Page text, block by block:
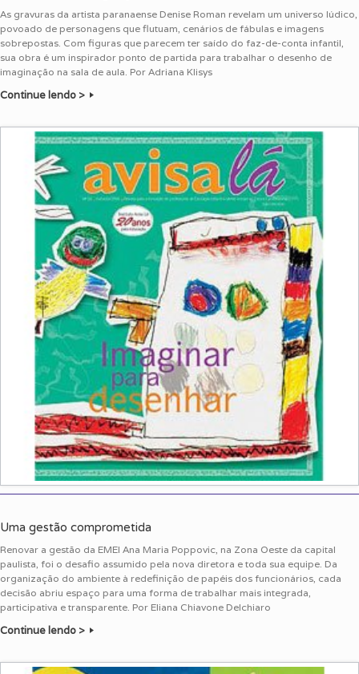
As gravuras da artista paranaense Denise Roman revelam um universo lúdico,
povoado de personagens que flutuam, cenários de fábulas e imagens
sobrepostas. Com figuras que parecem ter saído do faz-de-conta infantil,
sua obra é um inspirador ponto de partida para trabalhar o desenho de
imaginação na sala de aula. Por Adriana Klisys
Continue lendo >
Uma gestão comprometida
Renovar a gestão da EMEI Ana Maria Poppovic, na Zona Oeste da capital
paulista, foi o desafio assumido pela nova diretora e toda sua equipe. Da
organização do ambiente à redefinição de papéis dos funcionários, cada
decisão abriu espaço para uma forma de trabalhar mais integrada,
participativa e transparente. Por Eliana Chiavone Delchiaro
Continue lendo >